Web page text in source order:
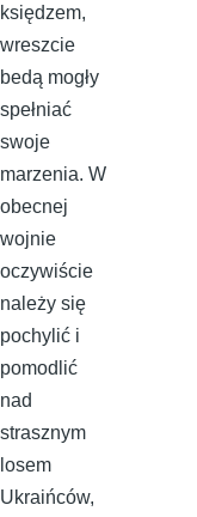
księdzem,
wreszcie
bedą mogły
spełniać
swoje
marzenia. W
obecnej
wojnie
oczywiście
należy się
pochylić i
pomodlić
nad
strasznym
losem
Ukraińców,